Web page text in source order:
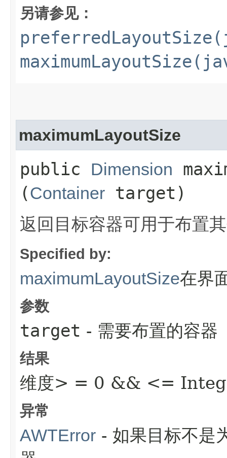
另请参见：
maximumLayoutSize
public Dimension
(Container target)
返回目标容器可用于布置
Specified by:
maximumLayoutSize在界
参数
target - 需要布置的容器
结果
维度> = 0 && <=
异常
AWTError - 如果目标不是